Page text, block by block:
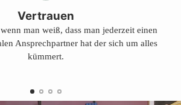
Vertrauen
man weiß, dass man jederzeit einen
Ansprechpartner hat der sich um alles
kümmert.